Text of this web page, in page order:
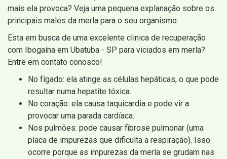
mais ela provoca? Veja uma pequena explanação sobre os
principais males da merla para o seu organismo:
Esta em busca de uma excelente clinica de recuperação
com Ibogaína em Ubatuba - SP para viciados em merla?
Entre em contato conosco!
No fígado: ela atinge as células hepáticas, o que pode
resultar numa hepatite tóxica.
No coração: ela causa taquicardia e pode vir a
provocar uma parada cardíaca.
Nos pulmões: pode causar fibrose pulmonar (uma
placa de impurezas que dificulta a respiração). Isso
ocorre porque as impurezas da merla se grudam nas